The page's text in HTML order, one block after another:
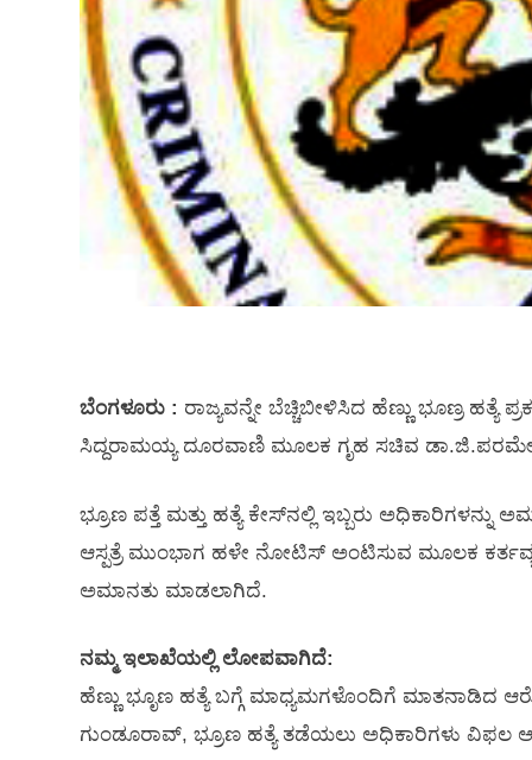
ಬೆಂಗಳೂರು : ರಾಜ್ಯವನ್ನೇ ಬೆಚ್ಚಿಬೀಳಿಸಿದ ಹೆಣ್ಣು ಭೂಣ್ರ
ಸಿದ್ದರಾಮಯ್ಯ ದೂರವಾಣಿ ಮೂಲಕ ಗೃಹ ಸಚಿವ
ಭ್ರೂಣ ಪತ್ತೆ ಮತ್ತು ಹತ್ಯೆ ಕೇಸ್​ನಲ್ಲಿ ಇಬ್ಬರು
ಆಸ್ಪತ್ರೆ ಮುಂಭಾಗ ಹಳೇ ನೋಟಿಸ್‌ ಅಂಟಿಸುವ ಮೂಲಕ
ಅಮಾನತು ಮಾಡಲಾಗಿದೆ.
ನಮ್ಮ ಇಲಾಖೆಯಲ್ಲಿ ಲೋಪವಾಗಿದೆ:
ಹೆಣ್ಣು ಭೃೂಣ ಹತ್ಯೆ ಬಗ್ಗೆ ಮಾಧ್ಯಮಗಳೊಂದಿಗೆ ಮಾತನಾಡಿದ
ಗುಂಡೂರಾವ್​, ಭ್ರೂಣ ಹತ್ಯೆ ತಡೆಯಲು ಅಧಿಕಾರಿಗಳು ವಿಫಲ